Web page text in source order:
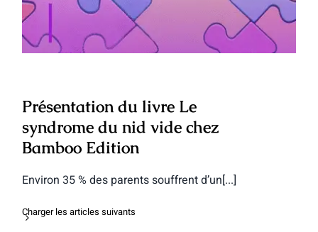
Présentation du livre Le
syndrome du nid vide chez
Bamboo Edition
Environ 35 % des parents souffrent d’un[...]
Charger les articles suivants